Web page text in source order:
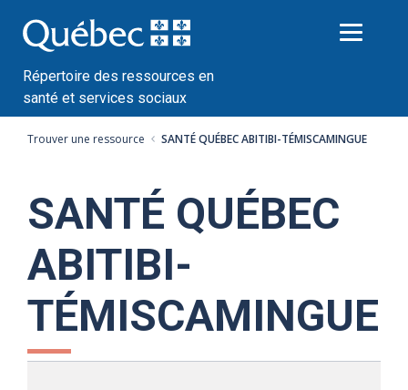
au
contenu
Répertoire des ressources en
santé et services sociaux
Trouver une ressource SANTÉ QUÉBEC ABITIBI-TÉMISCAMINGUE
SANTÉ QUÉBEC
ABITIBI-
TÉMISCAMINGUE